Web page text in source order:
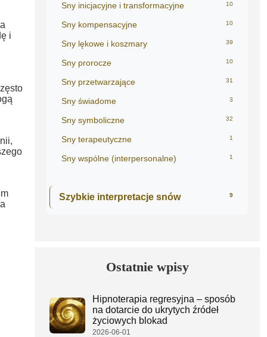
i
Sny inicjacyjne i transformacyjne 10
Sny kompensacyjne 10
Sny lękowe i koszmary 39
Sny prorocze 10
Sny przetwarzające 31
Sny świadome 3
Sny symboliczne 32
Sny terapeutyczne 1
Sny wspólne (interpersonalne) 1
Szybkie interpretacje snów 9
Ostatnie wpisy
Hipnoterapia regresyjna – sposób
na dotarcie do ukrytych źródeł
życiowych blokad
2026-06-01